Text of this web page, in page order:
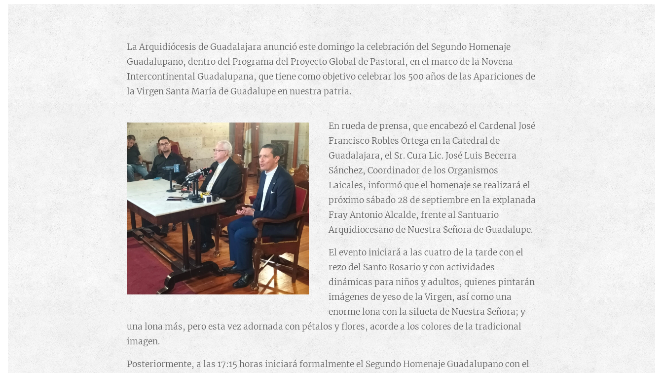
La Arquidiócesis de Guadalajara anunció este domingo la celebración del Segundo Homenaje
Guadalupano, dentro del Programa del Proyecto Global de Pastoral, en el marco de la Novena
Intercontinental Guadalupana, que tiene como objetivo celebrar los 500 años de las Apariciones de
la Virgen Santa María de Guadalupe en nuestra patria.
En rueda de prensa, que encabezó el Cardenal José
Francisco Robles Ortega en la Catedral de
Guadalajara, el Sr. Cura Lic. José Luis Becerra
Sánchez, Coordinador de los Organismos
Laicales, informó que el homenaje se realizará el
próximo sábado 28 de septiembre en la explanada
Fray Antonio Alcalde, frente al Santuario
Arquidiocesano de Nuestra Señora de Guadalupe.
El evento iniciará a las cuatro de la tarde con el
rezo del Santo Rosario y con actividades
dinámicas para niños y adultos, quienes pintarán
imágenes de yeso de la Virgen, así como una
enorme lona con la silueta de Nuestra Señora; y
una lona más, pero esta vez adornada con pétalos y flores, acorde a los colores de la tradicional
imagen.
Posteriormente, a las 17:15 horas iniciará formalmente el Segundo Homenaje Guadalupano con el